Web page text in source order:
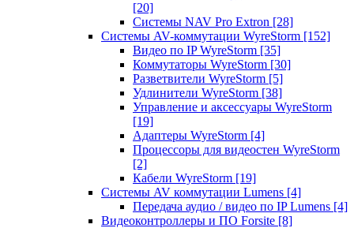
[20]
Системы NAV Pro Extron [28]
Системы AV-коммутации WyreStorm [152]
Видео по IP WyreStorm [35]
Коммутаторы WyreStorm [30]
Разветвители WyreStorm [5]
Удлинители WyreStorm [38]
Управление и аксессуары WyreStorm
[19]
Адаптеры WyreStorm [4]
Процессоры для видеостен WyreStorm
[2]
Кабели WyreStorm [19]
Системы AV коммутации Lumens [4]
Передача аудио / видео по IP Lumens [4]
Видеоконтроллеры и ПО Forsite [8]